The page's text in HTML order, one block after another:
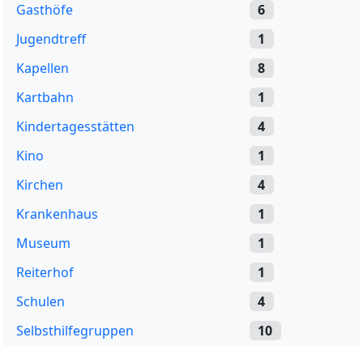
Gasthöfe
6
Jugendtreff
1
Kapellen
8
Kartbahn
1
Kindertagesstätten
4
Kino
1
Kirchen
4
Krankenhaus
1
Museum
1
Reiterhof
1
Schulen
4
Selbsthilfegruppen
10